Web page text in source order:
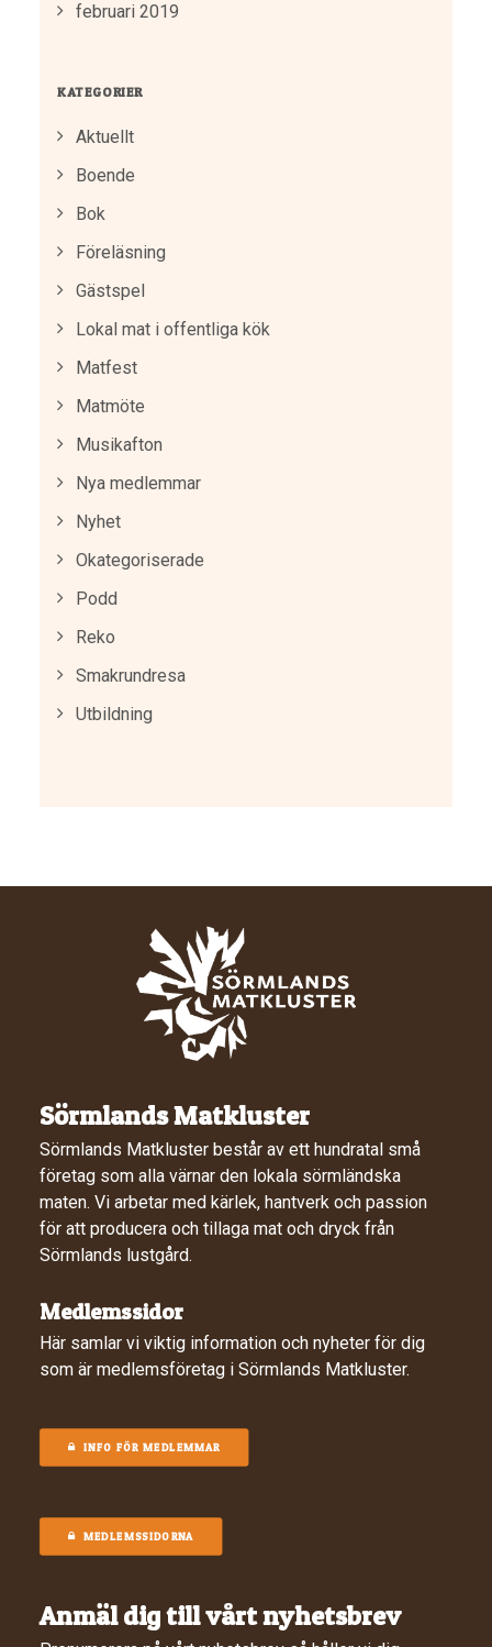
februari 2019
KATEGORIER
Aktuellt
Boende
Bok
Föreläsning
Gästspel
Lokal mat i offentliga kök
Matfest
Matmöte
Musikafton
Nya medlemmar
Nyhet
Okategoriserade
Podd
Reko
Smakrundresa
Utbildning
Sörmlands Matkluster
Sörmlands Matkluster består av ett hundratal små
företag som alla värnar den lokala sörmländska
maten. Vi arbetar med kärlek, hantverk och passion
för att producera och tillaga mat och dryck från
Sörmlands lustgård.
Medlemssidor
Här samlar vi viktig information och nyheter för dig
som är medlemsföretag i Sörmlands Matkluster.
INFO FÖR MEDLEMMAR
MEDLEMSSIDORNA
Anmäl dig till vårt nyhetsbrev